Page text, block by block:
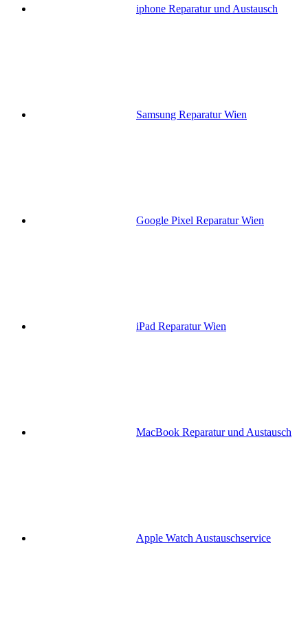
iphone Reparatur und Austausch
Samsung Reparatur Wien
Google Pixel Reparatur Wien
iPad Reparatur Wien
MacBook Reparatur und Austausch
Apple Watch Austauschservice